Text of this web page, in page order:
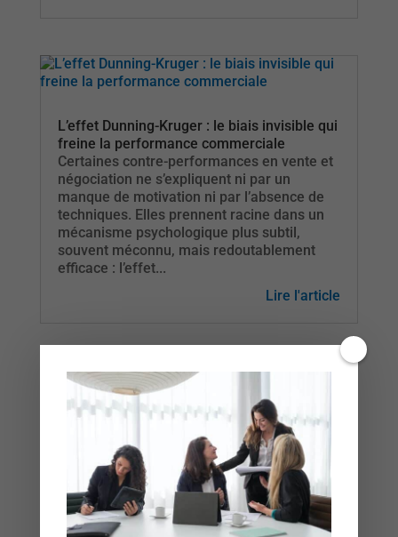
L’effet Dunning-Kruger : le biais invisible qui
freine la performance commerciale
Certaines contre-performances en vente et
négociation ne s’expliquent ni par un
manque de motivation ni par l’absence de
techniques. Elles prennent racine dans un
mécanisme psychologique plus subtil,
souvent méconnu, mais redoutablement
efficace : l’effet...
Lire l'article
Formation négociation pour TOPIMMO
Une formation négociation qui s’inscrit dans
la continuité de la formation "Techniques de
vente" Après avoir accompagné les équipes
de TOPIMMO sur le développement de
leurs compétences en techniques de vente,
j’ai eu le plaisir d’intervenir une nouvelle